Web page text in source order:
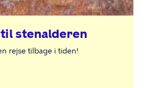
stenalderen
rejse tilbage i tiden!